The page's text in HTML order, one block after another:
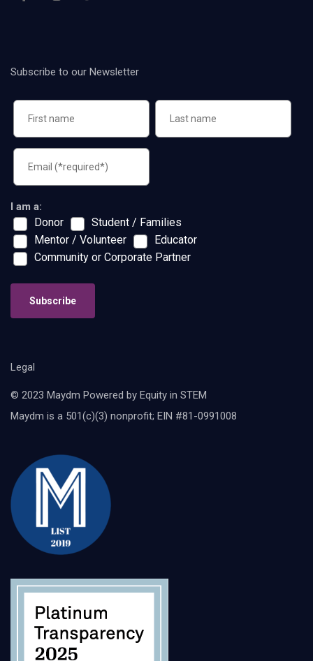
Subscribe to our Newsletter
I am a:
Donor
Student / Families
Mentor / Volunteer
Educator
Community or Corporate Partner
Subscribe
Legal
© 2023 Maydm Powered by Equity in STEM
Maydm is a 501(c)(3) nonprofit; EIN #81-0991008